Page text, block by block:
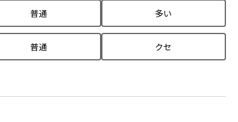
普通 多い
普通 クセ